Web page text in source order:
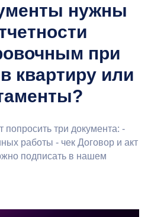
нужны
при
квартиру или
попросить три документа: -
работы - чек Договор и акт
подписать в нашем